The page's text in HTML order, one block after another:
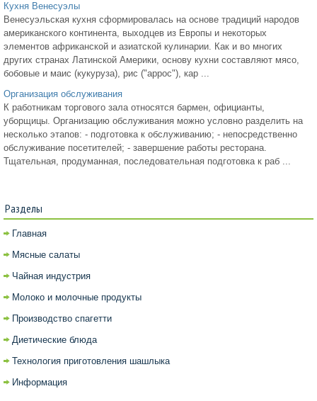
Кухня Венесуэлы
Венесуэльская кухня сформировалась на основе традиций народов
американского континента, выходцев из Европы и некоторых
элементов африканской и азиатской кулинарии. Как и во многих
других странах Латинской Америки, основу кухни составляют мясо,
бобовые и маис (кукуруза), рис ("аррос"), кар ...
Организация обслуживания
К работникам торгового зала относятся бармен, официанты,
уборщицы. Организацию обслуживания можно условно разделить на
несколько этапов: - подготовка к обслуживанию; - непосредственно
обслуживание посетителей; - завершение работы ресторана.
Тщательная, продуманная, последовательная подготовка к раб ...
Разделы
Главная
Мясные салаты
Чайная индустрия
Молоко и молочные продукты
Производство спагетти
Диетические блюда
Технология приготовления шашлыка
Информация